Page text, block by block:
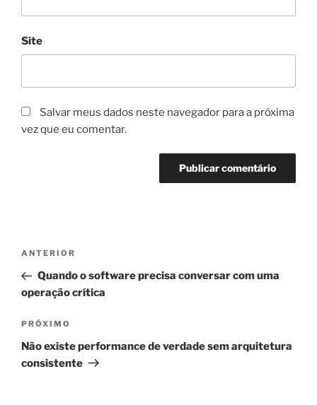
Site
Salvar meus dados neste navegador para a próxima
vez que eu comentar.
Navegação
Post
Post
anterior
ANTERIOR
Quando o software precisa conversar com uma
operação crítica
Próximo
post
PRÓXIMO
Não existe performance de verdade sem arquitetura
consistente